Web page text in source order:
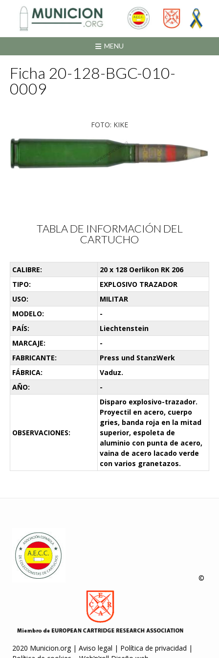
contenido
MENU
Ficha 20-128-BGC-010-
0009
FOTO: KIKE
TABLA DE INFORMACIÓN DEL
CARTUCHO
CALIBRE:
20 x 128 Oerlikon RK 206
TIPO:
EXPLOSIVO TRAZADOR
USO:
MILITAR
MODELO:
-
PAÍS:
Liechtenstein
MARCAJE:
-
FABRICANTE:
Press und StanzWerk
FÁBRICA:
Vaduz.
AÑO:
-
OBSERVACIONES:
Disparo explosivo-trazador.
Proyectil en acero, cuerpo
gries, banda roja en la mitad
superior, espoleta de
aluminio con punta de acero,
vaina de acero lacado verde
con varios granetazos.
©
2020 Municion.org | Aviso legal | Política de privacidad |